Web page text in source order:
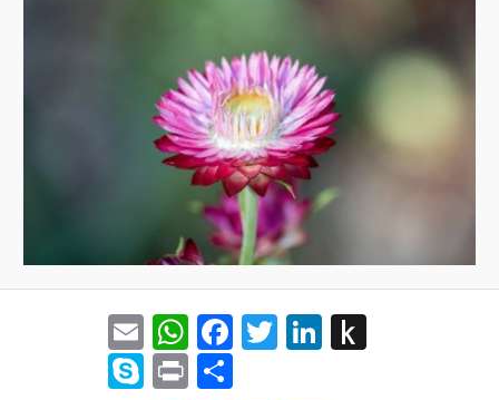
EmailWhatsApp
Facebook
TwitterLinkedIn
Skype
Print